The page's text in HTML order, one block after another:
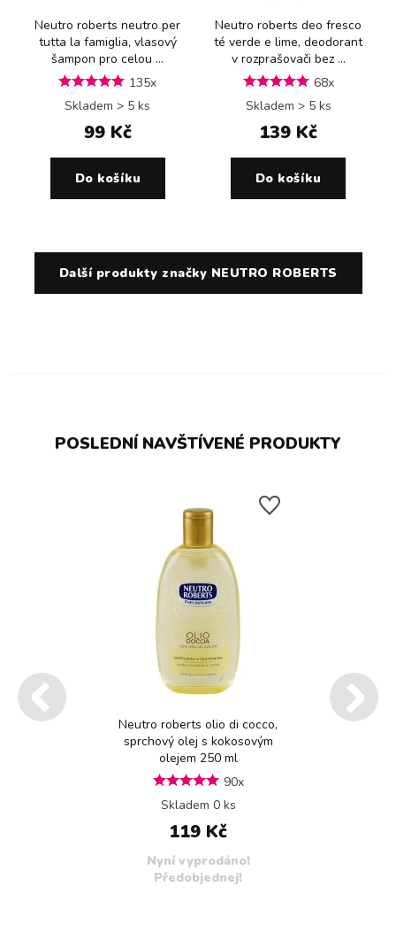
Neutro roberts neutro per
tutta la famiglia, vlasový
šampon pro celou ...
135x
Skladem > 5 ks
99 Kč
Do košíku
Neutro roberts deo fresco
té verde e lime, deodorant
v rozprašovači bez ...
68x
Skladem > 5 ks
139 Kč
Do košíku
Další produkty značky NEUTRO ROBERTS
POSLEDNÍ NAVŠTÍVENÉ PRODUKTY
Neutro roberts olio di cocco,
sprchový olej s kokosovým
olejem 250 ml
90x
Skladem 0 ks
119 Kč
Nyní vyprodáno!
Předobjednej!